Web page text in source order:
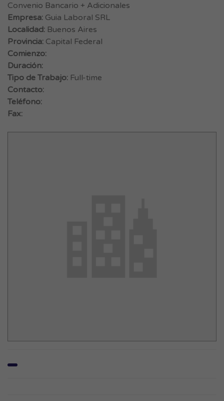
Convenio Bancario + Adicionales
Empresa: Guia Laboral SRL
Localidad: Buenos Aires
Provincia: Capital Federal
Comienzo:
Duración:
Tipo de Trabajo: Full-time
Contacto:
Teléfono:
Fax: